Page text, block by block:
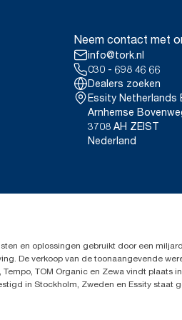
Neem contact met
info@tork.nl
030 - 698 46 66
Dealers zoeken
Essity Netherlands
Arnhemse
3708 AH ZEIST
Nederland
en oplossingen gebruikt door een
De verkoop van de toonaangevende
TOM Organic en Zewa vindt plaats
in Stockholm, Zweden en Essity staat